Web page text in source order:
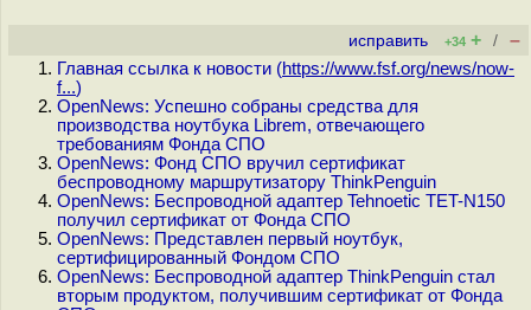
исправить +34 + / –
Главная ссылка к новости (https://www.fsf.org/news/now-
f...)
OpenNews: Успешно собраны средства для
производства ноутбука Librem, отвечающего
требованиям Фонда СПО
OpenNews: Фонд СПО вручил сертификат
беспроводному маршрутизатору ThinkPenguin
OpenNews: Беспроводной адаптер Tehnoetic TET-N150
получил сертификат от Фонда СПО
OpenNews: Представлен первый ноутбук,
сертифицированный Фондом СПО
OpenNews: Беспроводной адаптер ThinkPenguin стал
вторым продуктом, получившим сертификат от Фонда